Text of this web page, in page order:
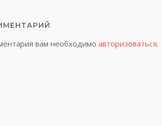
вам необходимо авторизоваться.